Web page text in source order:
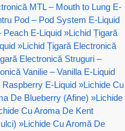
MTL – Mouth to Lung E-
Pod – Pod System E-Liquid
Peach E-Liquid »Lichid Țigară
»Lichid Țigară Electronică
Electronică Struguri –
Vanilie – Vanilla E-Liquid
E-Liquid »Lichide Cu
De Blueberry (Afine) »Lichide
Cu Aroma De Kent
»Lichide Cu Aromă De